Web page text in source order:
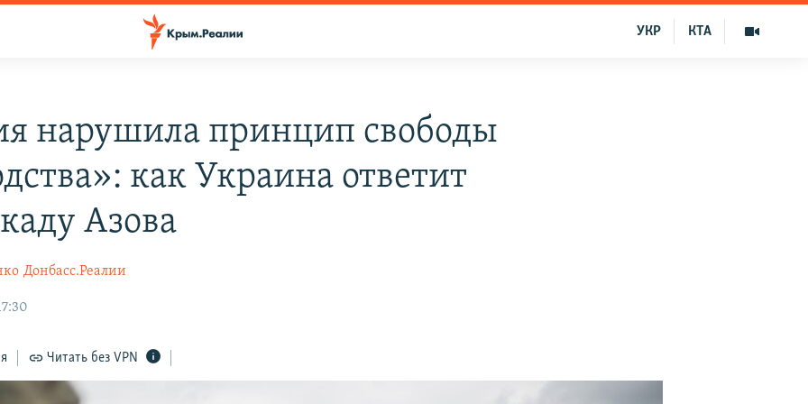
КТА
УКР
нарушила принцип свободы
как Украина ответит
Азова
Донбасс.Реалии
Читать без VPN